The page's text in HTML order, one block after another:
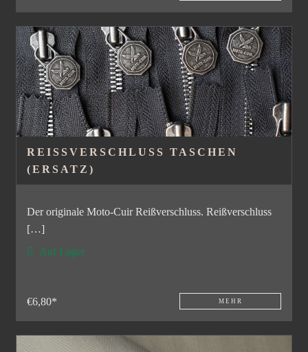
REISSVERSCHLUSS TASCHEN (
ERSATZ)
Der originale Moto-Cuir Reißverschluss. Reißverschluss
[…]
Auf Lager
€6,80* MEHR